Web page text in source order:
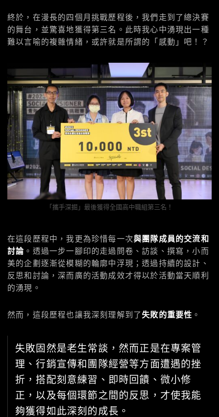
終於，在漫長的四個月挑戰歷程後，我們走到了總決賽
的舞台，並驚喜地獲得第三名。此時我心中湧現出一種
難以言喻的複雜情緒，或許就是所謂的「感動」吧！？
「攜手深掘」最後獲得全國高中職組第三名！
在這段歷程中，我更為珍惜每一次與團隊成員的交流和
討論 。透過一步一腳印的走過問卷、訪談、撰寫，小而
美的企劃逐漸從模糊的輪廓中浮現；透過持續的設計、
反思和討論，深而廣的活動成效才得以於活動當天順利
的湧現。
然而，這段歷程也讓我深刻理解到了失敗的重要性 。
失敗固然是老生常談，然而正是在專案管
理、行銷宣傳和團隊經營等方面遭遇的挫
折，搭配刻意練習、即時回饋、微小修
正，以及每個環節之間的反思，才使我能
夠獲得如此深刻的成長。